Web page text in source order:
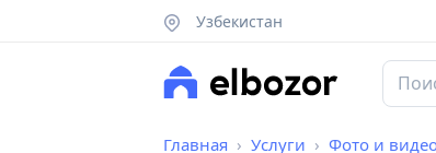
Узбекистан
Главная Услуги Фото и